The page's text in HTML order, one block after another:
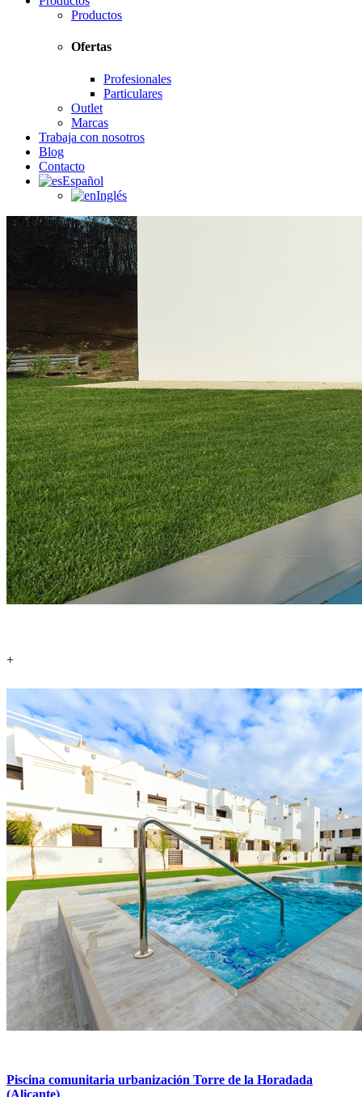
Productos
Ofertas
Profesionales
Particulares
Outlet
Marcas
Trabaja con nosotros
Blog
Contacto
Español
Inglés
Piscinas
+
Piscina comunitaria urbanización Torre de la Horadada
(Alicante)